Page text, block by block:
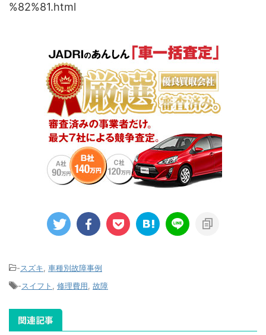
%82%81.html
-スズキ 車種別故障事例
-スイフト 修理費用 故障
関連記事